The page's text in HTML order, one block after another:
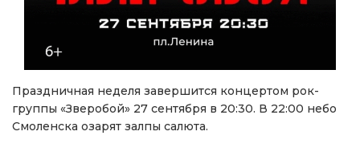
Праздничная неделя завершится концертом рок-
группы «Зверобой» 27 сентября в 20:30. В 22:00 небо
Смоленска озарят залпы салюта.